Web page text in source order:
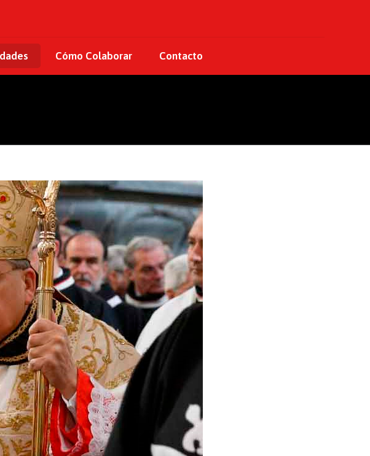
Cómo Colaborar Contacto